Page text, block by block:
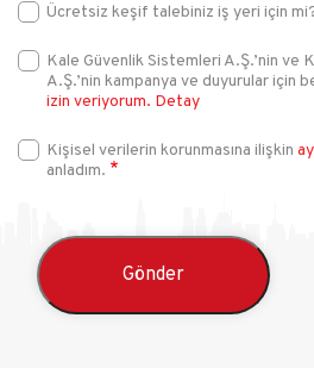
Ücretsiz keşif talebiniz iş yeri için
Kale Güvenlik Sistemleri A.Ş.’nin ve
A.Ş.’nin kampanya ve duyurular için
izin veriyorum. Detay
Kişisel verilerin korunmasına ilişkin
anladım.